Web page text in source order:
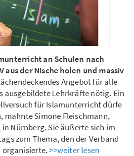
an Schulen nach
aus der Nische holen und massiv
Angebot für alle
ausgebildete Lehrkräfte nötig. Ein
für Islamunterricht dürfe
mahnte Simone Fleischmann,
in Nürnberg. Sie äußerte sich im
zum Thema, den der Verband
organisierte.>>weiter lesen